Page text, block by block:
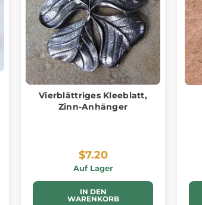
Vierblättriges Kleeblatt,
Zinn-Anhänger
$7.20
Auf Lager
IN DEN
WARENKORB